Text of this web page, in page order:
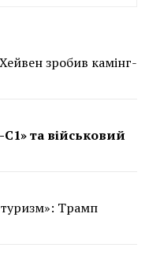
зробив камінг-
та військовий
Трамп